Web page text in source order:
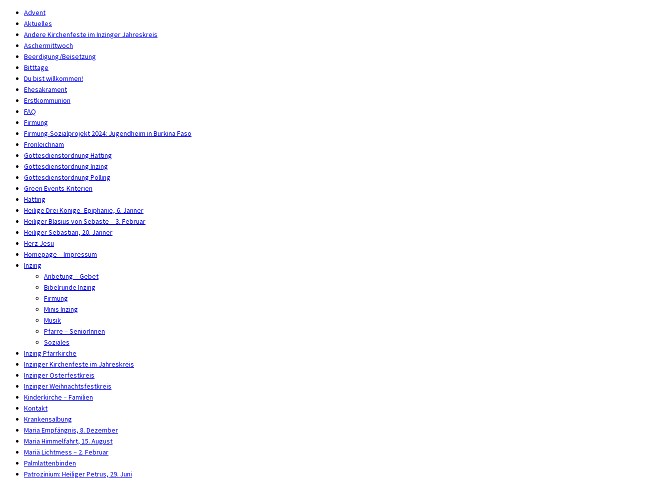
Advent
Aktuelles
Andere Kirchenfeste im Inzinger Jahreskreis
Aschermittwoch
Beerdigung/Beisetzung
Bitttage
Du bist willkommen!
Ehesakrament
Erstkommunion
FAQ
Firmung
Firmung-Sozialprojekt 2024: Jugendheim in Burkina Faso
Fronleichnam
Gottesdienstordnung Hatting
Gottesdienstordnung Inzing
Gottesdienstordnung Polling
Green Events-Kriterien
Hatting
Heilige Drei Könige- Epiphanie, 6. Jänner
Heiliger Blasius von Sebaste – 3. Februar
Heiliger Sebastian, 20. Jänner
Herz Jesu
Homepage – Impressum
Inzing
Anbetung – Gebet
Bibelrunde Inzing
Firmung
Minis Inzing
Musik
Pfarre – SeniorInnen
Soziales
Inzing Pfarrkirche
Inzinger Kirchenfeste im Jahreskreis
Inzinger Osterfestkreis
Inzinger Weihnachtsfestkreis
Kinderkirche – Familien
Kontakt
Krankensalbung
Maria Empfängnis, 8. Dezember
Maria Himmelfahrt, 15. August
Mariä Lichtmess – 2. Februar
Palmlattenbinden
Patrozinium: Heiliger Petrus, 29. Juni